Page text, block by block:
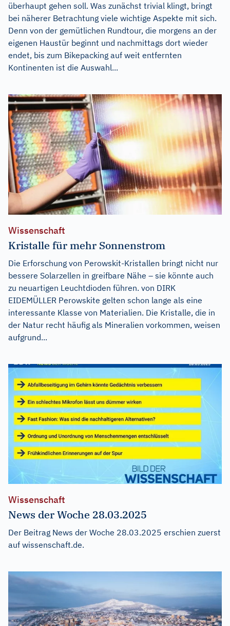
überhaupt gehen soll. Was zunächst trivial klingt, bringt
bei näherer Betrachtung viele wichtige Aspekte mit sich.
Denn von der gemütlichen Rundtour, die morgens an der
eigenen Haustür beginnt und nachmittags dort wieder
endet, bis zum Bikepacking auf weit entfernten
Kontinenten ist die Auswahl...
Wissenschaft
Kristalle für mehr Sonnenstrom
Die Erforschung von Perowskit-Kristallen bringt nicht nur
bessere Solarzellen in greifbare Nähe – sie könnte auch
zu neuartigen Leuchtdioden führen. von DIRK
EIDEMÜLLER Perowskite gelten schon lange als eine
interessante Klasse von Materialien. Die Kristalle, die in
der Natur recht häufig als Mineralien vorkommen, weisen
aufgrund...
Wissenschaft
News der Woche 28.03.2025
Der Beitrag News der Woche 28.03.2025 erschien zuerst
auf wissenschaft.de.